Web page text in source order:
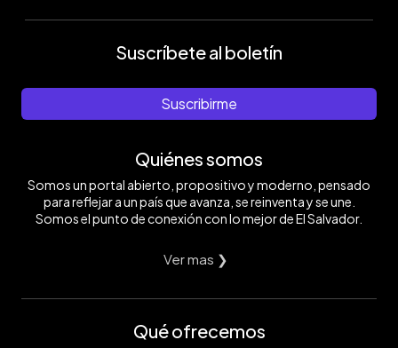
Suscríbete al boletín
Suscribirme
Quiénes somos
Somos un portal abierto, propositivo y moderno, pensado
para reflejar a un país que avanza, se reinventa y se une.
Somos el punto de conexión con lo mejor de El Salvador.
Ver mas ❯
Qué ofrecemos